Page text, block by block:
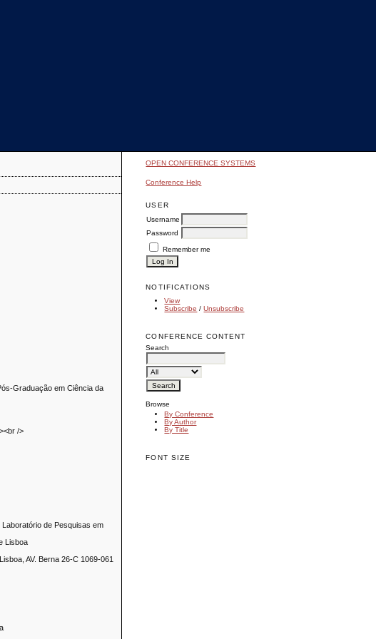
OPEN CONFERENCE SYSTEMS
Conference Help
USER
Username
Password
Remember me
NOTIFICATIONS
View
Subscribe /Unsubscribe
CONFERENCE CONTENT
Search
Browse
By Conference
By Author
By Title
FONT SIZE
Graduação em Ciência da
/>
de Pesquisas em
Lisboa
AV. Berna 26-C 1069-061